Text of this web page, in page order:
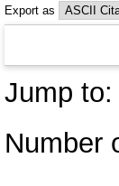
Export as
Jump to:
Number